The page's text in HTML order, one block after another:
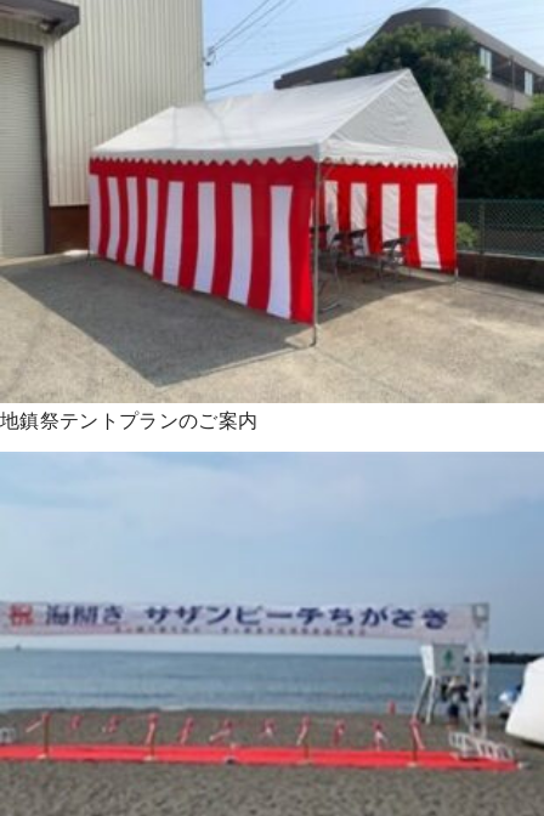
地鎮祭テントプランのご案内